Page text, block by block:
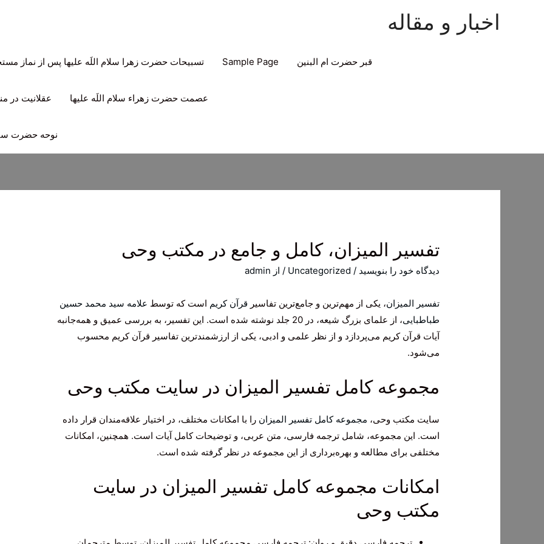
اخبار و مقاله
قبر حضرت ام البنین Sample Page تسبیحات حضرت زهرا سلام اللَه علیها پس از نماز
عصمت حضرت زهراء سلام اللَه علیها عقلانیت در
نوحه حضرت
تفسیر المیزان، کامل و جامع در مکتب وحی
دیدگاه‌ خود را بنویسید /
Uncategorized / از admin
تفسیر المیزان، یکی از مهم‌ترین و جامع‌ترین تفاسیر قرآن کریم است که توسط علامه سید محمد حسین
طباطبایی
، از علمای بزرگ شیعه، در 20 جلد نوشته شده است. این تفسیر، به بررسی عمیق و همه‌جانبه
آیات قرآن کریم می‌پردازد و از نظر علمی و ادبی، یکی از ارزشمندترین تفاسیر قرآن کریم محسوب
می‌شود.
مجموعه کامل تفسیر المیزان در سایت مکتب وحی
سایت مکتب وحی، مجموعه کامل تفسیر المیزان را با امکانات مختلف، در اختیار علاقه‌مندان قرار داده
است. این مجموعه، شامل ترجمه فارسی، متن عربی، و توضیحات کامل آیات است. همچنین، امکانات
مختلفی برای مطالعه و بهره‌برداری از این مجموعه در نظر گرفته شده است.
امکانات مجموعه کامل تفسیر المیزان در سایت
مکتب وحی